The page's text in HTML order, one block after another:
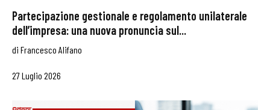
Partecipazione gestionale e regolamento unilaterale
dell’impresa: una nuova pronuncia sul...
di Francesco Alifano
27 Luglio 2026